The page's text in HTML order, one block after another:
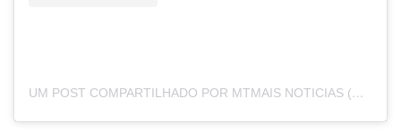
UM POST COMPARTILHADO POR MTMAIS NOTICIAS (@MTMAISMT)